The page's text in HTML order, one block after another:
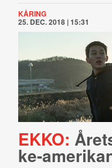
KÅRING
25. DEC. 2018 | 15:31
EKKO:
ke-​